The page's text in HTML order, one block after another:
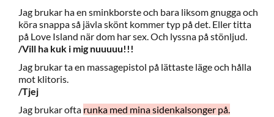
Jag brukar ha en sminkborste och bara liksom gnugga och
köra snappa så jävla skönt kommer typ på det. Eller titta
på Love Island när dom har sex. Och lyssna på stönljud.
/Vill ha kuk i mig nuuuuu!!!
Jag brukar ta en massagepistol på lättaste läge och hålla
mot klitoris.
/Tjej
Jag brukar ofta runka med mina sidenkalsonger på.